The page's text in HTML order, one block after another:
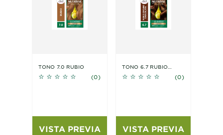
TONO 7.0 RUBIO
No reviews (0)
VISTA PREVIA
TONO 6.7 RUBIO
No reviews (0)
VISTA PREVIA